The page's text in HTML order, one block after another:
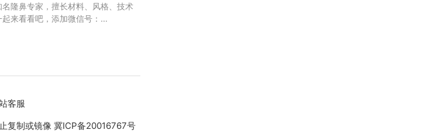
隆鼻专家，擅长材料、风格、技术
来看看吧，添加微信号：
客服
复制或镜像 冀ICP备20016767号